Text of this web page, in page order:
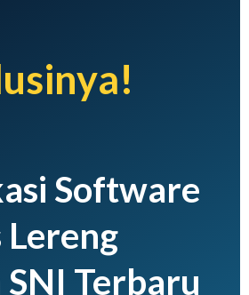
Software
Terbaru